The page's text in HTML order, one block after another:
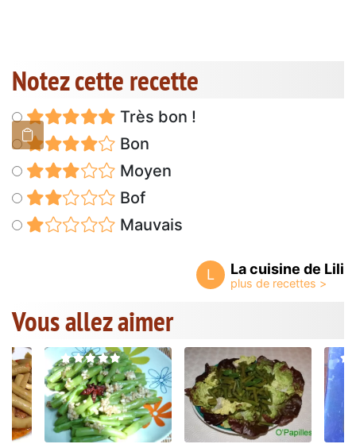
Notez cette recette
Très bon !
Bon
Moyen
Bof
Mauvais
L La cuisine de Lili
Vous allez aimer